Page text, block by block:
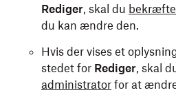
Rediger, skal du
du kan ændre den.
Hvis der vises et
stedet for Rediger, skal
administrator for at